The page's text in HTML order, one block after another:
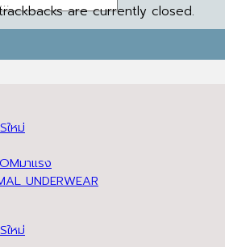
UNDERWEAR
are currently closed.